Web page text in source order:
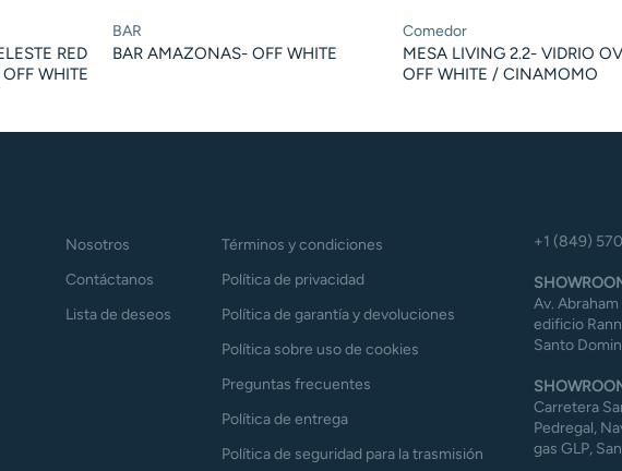
RED
WHITE
BAR
BAR AMAZONAS- OFF WHITE
Comedor
MESA LIVING 2.2- VIDRIO
OFF WHITE / CINAMOMO
Nosotros
Contáctanos
Lista de deseos
Términos y condiciones
Política de privacidad
Política de garantía y devoluciones
Política sobre uso de cookies
Preguntas frecuentes
Política de entrega
Política de seguridad para la trasmisión
+1 (849)
Av.
edificio
Santo
Carretera
Pedregal,
gas GLP,